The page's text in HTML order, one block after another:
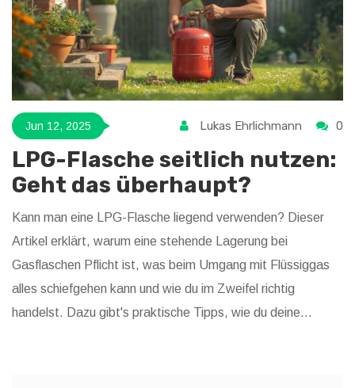
Jun 12, 2025 Lukas Ehrlichmann 0
LPG-Flasche seitlich nutzen:
Geht das überhaupt?
Kann man eine LPG-Flasche liegend verwenden? Dieser
Artikel erklärt, warum eine stehende Lagerung bei
Gasflaschen Pflicht ist, was beim Umgang mit Flüssiggas
alles schiefgehen kann und wie du im Zweifel richtig
handelst. Dazu gibt's praktische Tipps, wie du deine